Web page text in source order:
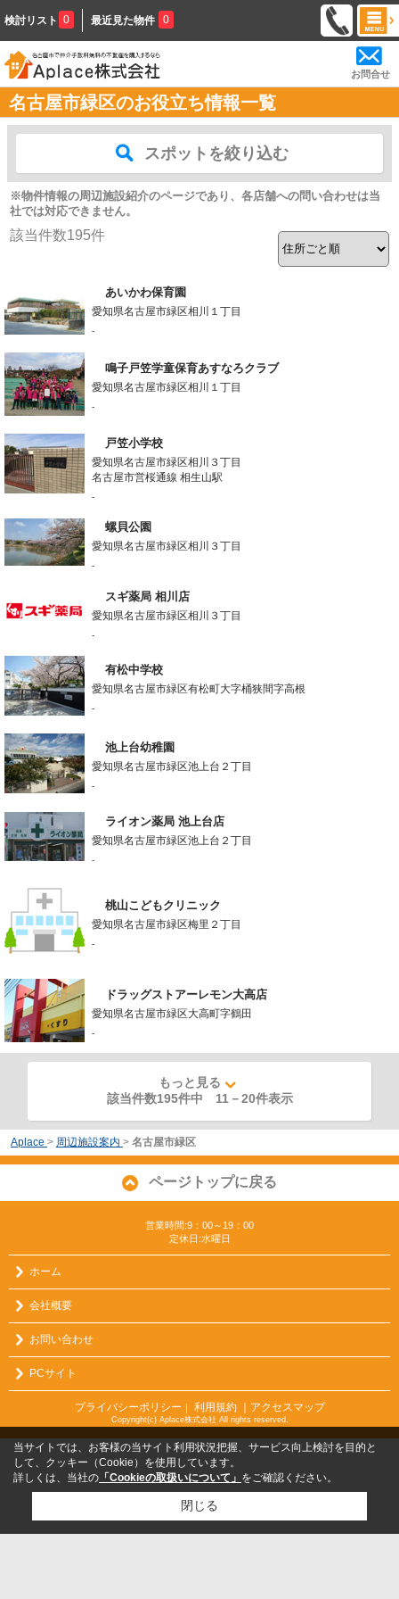
検討リスト 0 最近見た物件 0
お問合せ
名古屋市緑区のお役立ち情報一覧
スポットを絞り込む
※物件情報の周辺施設紹介のページであり、各店舗への問い合わせは当
社では対応できません。
該当件数195件
あいかわ保育園
愛知県名古屋市緑区相川１丁目
-
鳴子戸笠学童保育あすなろクラブ
愛知県名古屋市緑区相川１丁目
-
戸笠小学校
愛知県名古屋市緑区相川３丁目
名古屋市営桜通線 相生山駅
-
螺貝公園
愛知県名古屋市緑区相川３丁目
-
スギ薬局 相川店
愛知県名古屋市緑区相川３丁目
-
有松中学校
愛知県名古屋市緑区有松町大字桶狭間字高根
-
池上台幼稚園
愛知県名古屋市緑区池上台２丁目
-
ライオン薬局 池上台店
愛知県名古屋市緑区池上台２丁目
-
桃山こどもクリニック
愛知県名古屋市緑区梅里２丁目
-
ドラッグストアーレモン大高店
愛知県名古屋市緑区大高町字鶴田
-
もっと見る
該当件数195件中 11 －20件表示
Aplace > 周辺施設案内 > 名古屋市緑区
ページトップに戻る
営業時間:9：00～19：00
定休日:水曜日
ホーム
会社概要
お問い合わせ
PCサイト
プライバシーポリシー ｜ 利用規約 ｜アクセスマップ
Copyright(c) Aplace株式会社 All rights reserved.
当サイトでは、お客様の当サイト利用状況把握、サービス向上検討を目的と
して、クッキー（Cookie）を使用しています。
詳しくは、当社の 「Cookieの取扱いについて」 をご確認ください。
閉じる